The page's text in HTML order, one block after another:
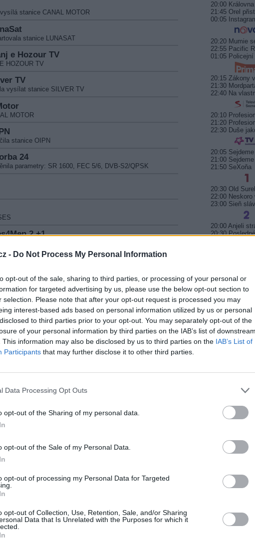
- Do Not Process My Personal Information
opt-out of the sale, sharing to third parties, or processing of your personal or
for targeted advertising by us, please use the below opt-out section to
selection. Please note that after your opt-out request is processed you may
interest-based ads based on personal information utilized by us or personal
to third parties prior to your opt-out. You may separately opt-out of the
of your personal information by third parties on the IAB’s list of downstream
This information may also be disclosed by us to third parties on the IAB’s List of
Participants that may further disclose it to other third parties.
Data Processing Opt Outs
opt-out of the Sharing of my personal data.
opt-out of the Sale of my Personal Data.
opt-out of processing my Personal Data for Targeted
opt-out of Collection, Use, Retention, Sale, and/or Sharing
Data that Is Unrelated with the Purposes for which it
stanice CANAL MOTOR
stanice LUNASAT
e Hozour TV
HOZOUR TV
TV
vysílat stanice SILVER TV
MOTOR
stanice OIPN
24
parametry: SR 1600, FEC 5/6, DVB-S2/QPSK
2 +1
2 +1
2
2
Satellite
SATELLITE
e Hozour TV
TV
Satellite Channel
test stanice AL ETEJAH SATELLITE CHANNEL
Radio TV
program Deejay Tv nahrazen stanicí VIRGIN RADIO
vysílat stanice SCI
testy stanice MELODIE EXPRESS
vysílat stanice CANAL MOTOR
World
program ARY News UK nahrazen stanicí ARY ONE
9 UK
program NTV Bangladesh nahrazen stanicí CHANNEL
20:00
21:45 Orel
00:05
20:20 Mumie
22:55 Pacific
01:05
20:15 Zákony
21:30
22:40 Na
20:10
21:20
22:30 Duše
20:05
21:00
21:50 SeXoňa
20:30 Old
22:00 Neskoro
23:00 Sieň
20:00 Anjeli
20:30
21:50 Susedia
20:20 V
22:25 Miluji
00:10 Soudní